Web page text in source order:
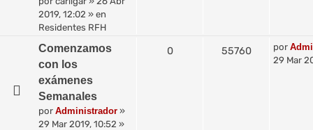
2019, 12:02 » en
Residentes RFH
Comenzamos
con los
exámenes
Semanales
por Administrador »
29 Mar 2019, 10:52 »
0 55760 por
29 Mar